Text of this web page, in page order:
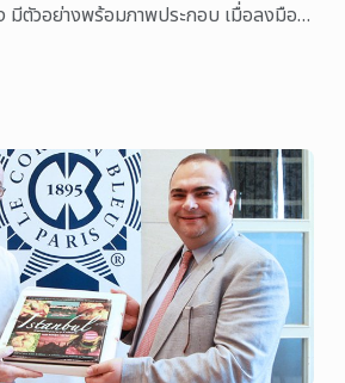
มีตัวอย่างพร้อมภาพประกอบ เมื่อลงมือ